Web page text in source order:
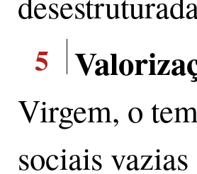
5
Virgem, o
sociais